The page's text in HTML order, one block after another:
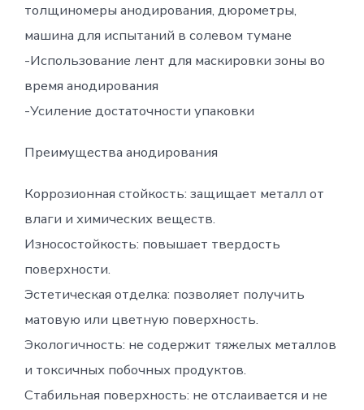
толщиномеры анодирования, дюрометры,
машина для испытаний в солевом тумане
-Использование лент для маскировки зоны во
время анодирования
-Усиление достаточности упаковки
Преимущества анодирования
Коррозионная стойкость: защищает металл от
влаги и химических веществ.
Износостойкость: повышает твердость
поверхности.
Эстетическая отделка: позволяет получить
матовую или цветную поверхность.
Экологичность: не содержит тяжелых металлов
и токсичных побочных продуктов.
Стабильная поверхность: не отслаивается и не